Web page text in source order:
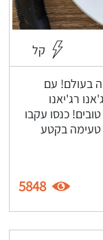
קל
בעולם! עם
רג'יאנו
כנסו עקבו
טעימה בקטע
5848